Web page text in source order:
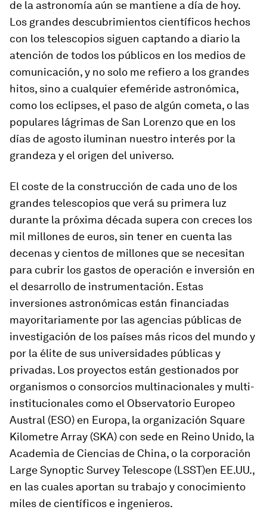
de la astronomía aún se mantiene a día de hoy.
Los grandes descubrimientos científicos hechos
con los telescopios siguen captando a diario la
atención de todos los públicos en los medios de
comunicación, y no solo me refiero a los grandes
hitos, sino a cualquier efeméride astronómica,
como los eclipses, el paso de algún cometa, o las
populares lágrimas de San Lorenzo que en los
días de agosto iluminan nuestro interés por la
grandeza y el origen del universo.
El coste de la construcción de cada uno de los
grandes telescopios que verá su primera luz
durante la próxima década supera con creces los
mil millones de euros, sin tener en cuenta las
decenas y cientos de millones que se necesitan
para cubrir los gastos de operación e inversión en
el desarrollo de instrumentación. Estas
inversiones astronómicas están financiadas
mayoritariamente por las agencias públicas de
investigación de los países más ricos del mundo y
por la élite de sus universidades públicas y
privadas. Los proyectos están gestionados por
organismos o consorcios multinacionales y multi-
institucionales como el Observatorio Europeo
Austral (ESO) en Europa, la organización Square
Kilometre Array (SKA) con sede en Reino Unido, la
Academia de Ciencias de China, o la corporación
Large Synoptic Survey Telescope (LSST)en EE.UU.,
en las cuales aportan su trabajo y conocimiento
miles de científicos e ingenieros.